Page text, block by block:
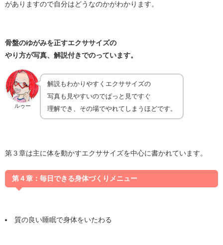
がありますので自分はどうなのかがわかります。
骨盤のゆがみを正すエクササイズの
やり方が写真、解説付きでのっています。
ルゥー
解説もわかりやすくエクササイズの
写真も見やすいのでぱっと見ですぐ
理解でき、その場でやれてしまうほどです。
第３章は主に体を動かすエクササイズを中心に書かれています。
第４章：毎日できる身体づくりメニュー
質の良い睡眠で身体をいたわる